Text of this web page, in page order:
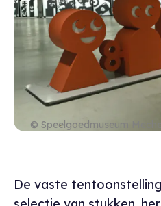
© Speelgoedmuseum
De vaste